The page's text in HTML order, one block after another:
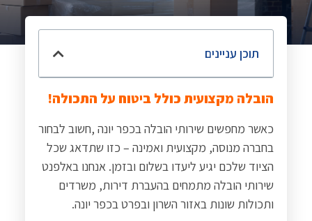
תוכן עניינים
הובלה מקצועית כולל ביטוח על התכולה!
כאשר מחפשים שירותי הובלה בכפר יונה,חשוב לבחור
בחברה מנוסה, מקצועית ואמינה – כזו שתדאג שכל
הציוד שלכם יגיע ליעדו בשלום ובזמן. אנחנו באלפנט
שירותי הובלה מתמחים בהעברת דירות, משרדים
ותכולות שונות באזור השרון ובפרט בכפר יונה.